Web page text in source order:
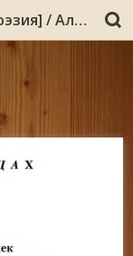
Абрамов, А. С. Книга баллад : [поэзия] / Александр Абрамов ; [ред. и сост. Д. Коржов]. - Мурманск : [б. и.], 2008 (Мурманск : Мурманское издательско-полиграфическое предприятие «Север»). - 47, [1] с.